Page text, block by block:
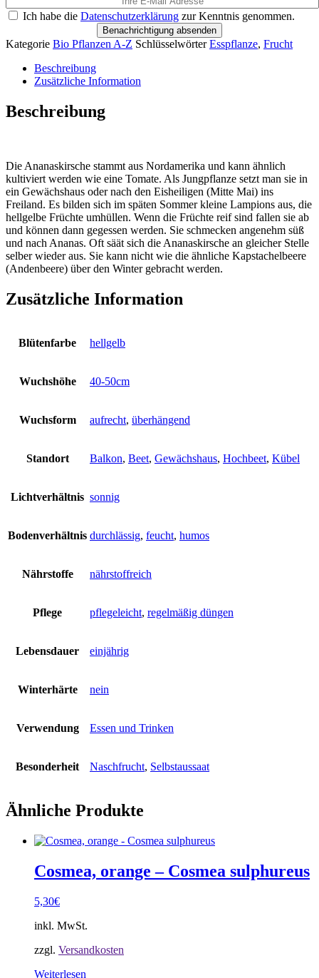
Ich habe die Datenschutzerklärung zur Kenntnis genommen.
Benachrichtigung absenden
Kategorie Bio Pflanzen A-Z Schlüsselwörter Esspflanze, Frucht
Beschreibung
Zusätzliche Information
Beschreibung
Die Ananaskirsche stammt aus Nordamerika und kann ähnlich
kultiviert werden wie eine Tomate. Als Jungpflanze setzt man sie in
ein Gewächshaus oder nach den Eisheiligen (Mitte Mai) ins
Freiland. Es bilden sich im späten Sommer kleine Lampions aus, die
hellgelbe Früchte umhüllen. Wenn die Früchte reif sind fallen sie ab
und können dann gegessen werden. Sie schmecken angenehm süß
und nach Ananas. Oft säät sich die Ananaskirsche an gleicher Stelle
selber wieder aus. Sie kann nicht wie die ähnliche Kapstachelbeere
(Andenbeere) über den Winter gebracht werden.
Zusätzliche Information
Blütenfarbe hellgelb
Wuchshöhe 40-50cm
Wuchsform aufrecht, überhängend
Standort Balkon, Beet, Gewächshaus, Hochbeet, Kübel
Lichtverhältnis sonnig
Bodenverhältnis durchlässig, feucht, humos
Nährstoffe nährstoffreich
Pflege pflegeleicht, regelmäßig düngen
Lebensdauer einjährig
Winterhärte nein
Verwendung Essen und Trinken
Besonderheit Naschfrucht, Selbstaussaat
Ähnliche Produkte
Cosmea, orange – Cosmea sulphureus
5,30€
inkl. MwSt.
zzgl. Versandkosten
Weiterlesen